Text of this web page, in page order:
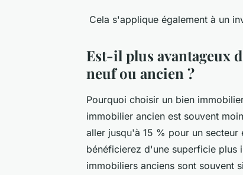
Cela s'applique également à un
Est-il plus avantageux
neuf ou ancien ?
Pourquoi choisir un bien
immobilier ancien est souvent
aller jusqu'à 15 % pour un
bénéficierez d'une superficie plus
immobiliers anciens sont souvent